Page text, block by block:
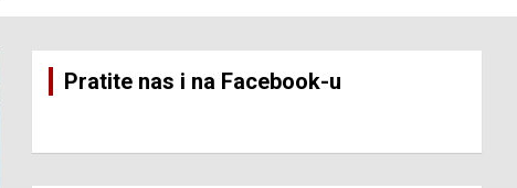
Pratite nas i na Facebook-u